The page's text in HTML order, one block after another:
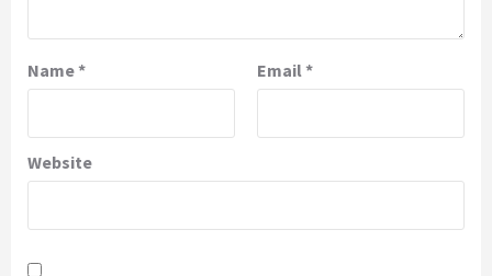
Name* Email *
Website